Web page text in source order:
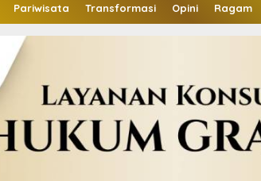
Pariwisata Transformasi Opini Ragam